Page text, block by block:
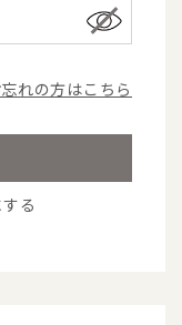
る
れの方はこちら